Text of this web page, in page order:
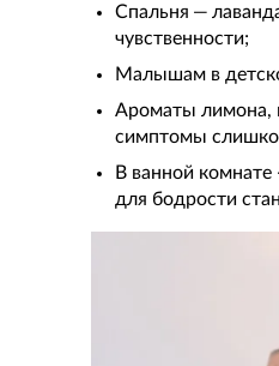
Спальня —
чувственности;
Малышам в
Ароматы лимона,
симптомы
В ванной
для бодрости